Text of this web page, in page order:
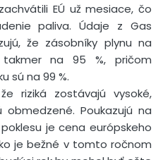
EÚ už mesiace, čo
paliva. Údaje z Gas
že zásobníky plynu na
na 95 %, pričom
sú na 99 %.
riziká zostávajú vysoké,
Poukazujú na
je cena európskeho
je bežné v tomto ročnom